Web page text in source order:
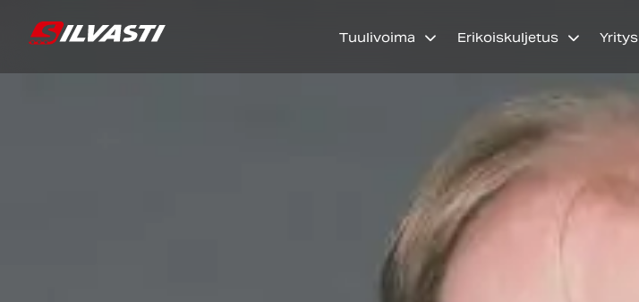
Tuulivoima Erikoiskuljetus Yritys